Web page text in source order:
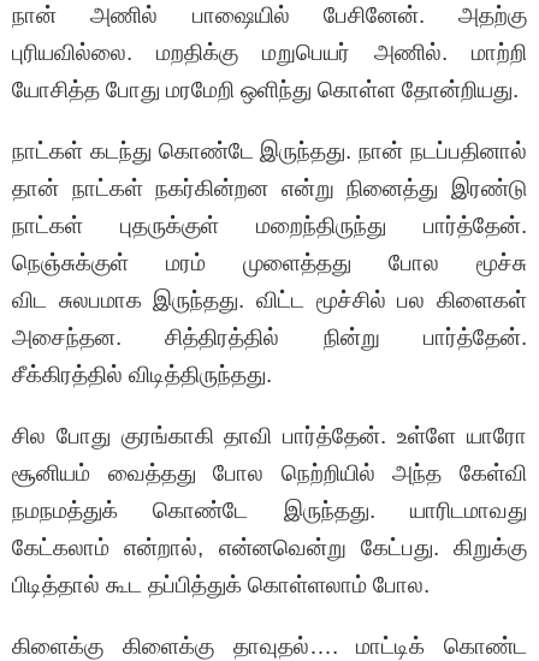
நான் அணில் பாஷையில் பேசினேன். அதற்கு
புரியவில்லை. மறதிக்கு மறுபெயர் அணில். மாற்றி
யோசித்த போது மரமேறி ஒளிந்து கொள்ள தோன்றியது.
நாட்கள் கடந்து கொண்டே இருந்தது. நான் நடப்பதினால்
தான் நாட்கள் நகர்கின்றன என்று நினைத்து இரண்டு
நாட்கள் புதருக்குள் மறைந்திருந்து பார்த்தேன்.
நெஞ்சுக்குள் மரம் முளைத்தது போல மூச்சு
விட சுலபமாக இருந்தது. விட்ட மூச்சில் பல கிளைகள்
அசைந்தன. சித்திரத்தில் நின்று பார்த்தேன்.
சீக்கிரத்தில் விடித்திருந்தது.
சில போது குரங்காகி தாவி பார்த்தேன். உள்ளே யாரோ
சூனியம் வைத்தது போல நெற்றியில் அந்த கேள்வி
நமநமத்துக் கொண்டே இருந்தது. யாரிடமாவது
கேட்கலாம் என்றால், என்னவென்று கேட்பது. கிறுக்கு
பிடித்தால் கூட தப்பித்துக் கொள்ளலாம் போல.
கிளைக்கு கிளைக்கு தாவுதல்…. மாட்டிக் கொண்ட